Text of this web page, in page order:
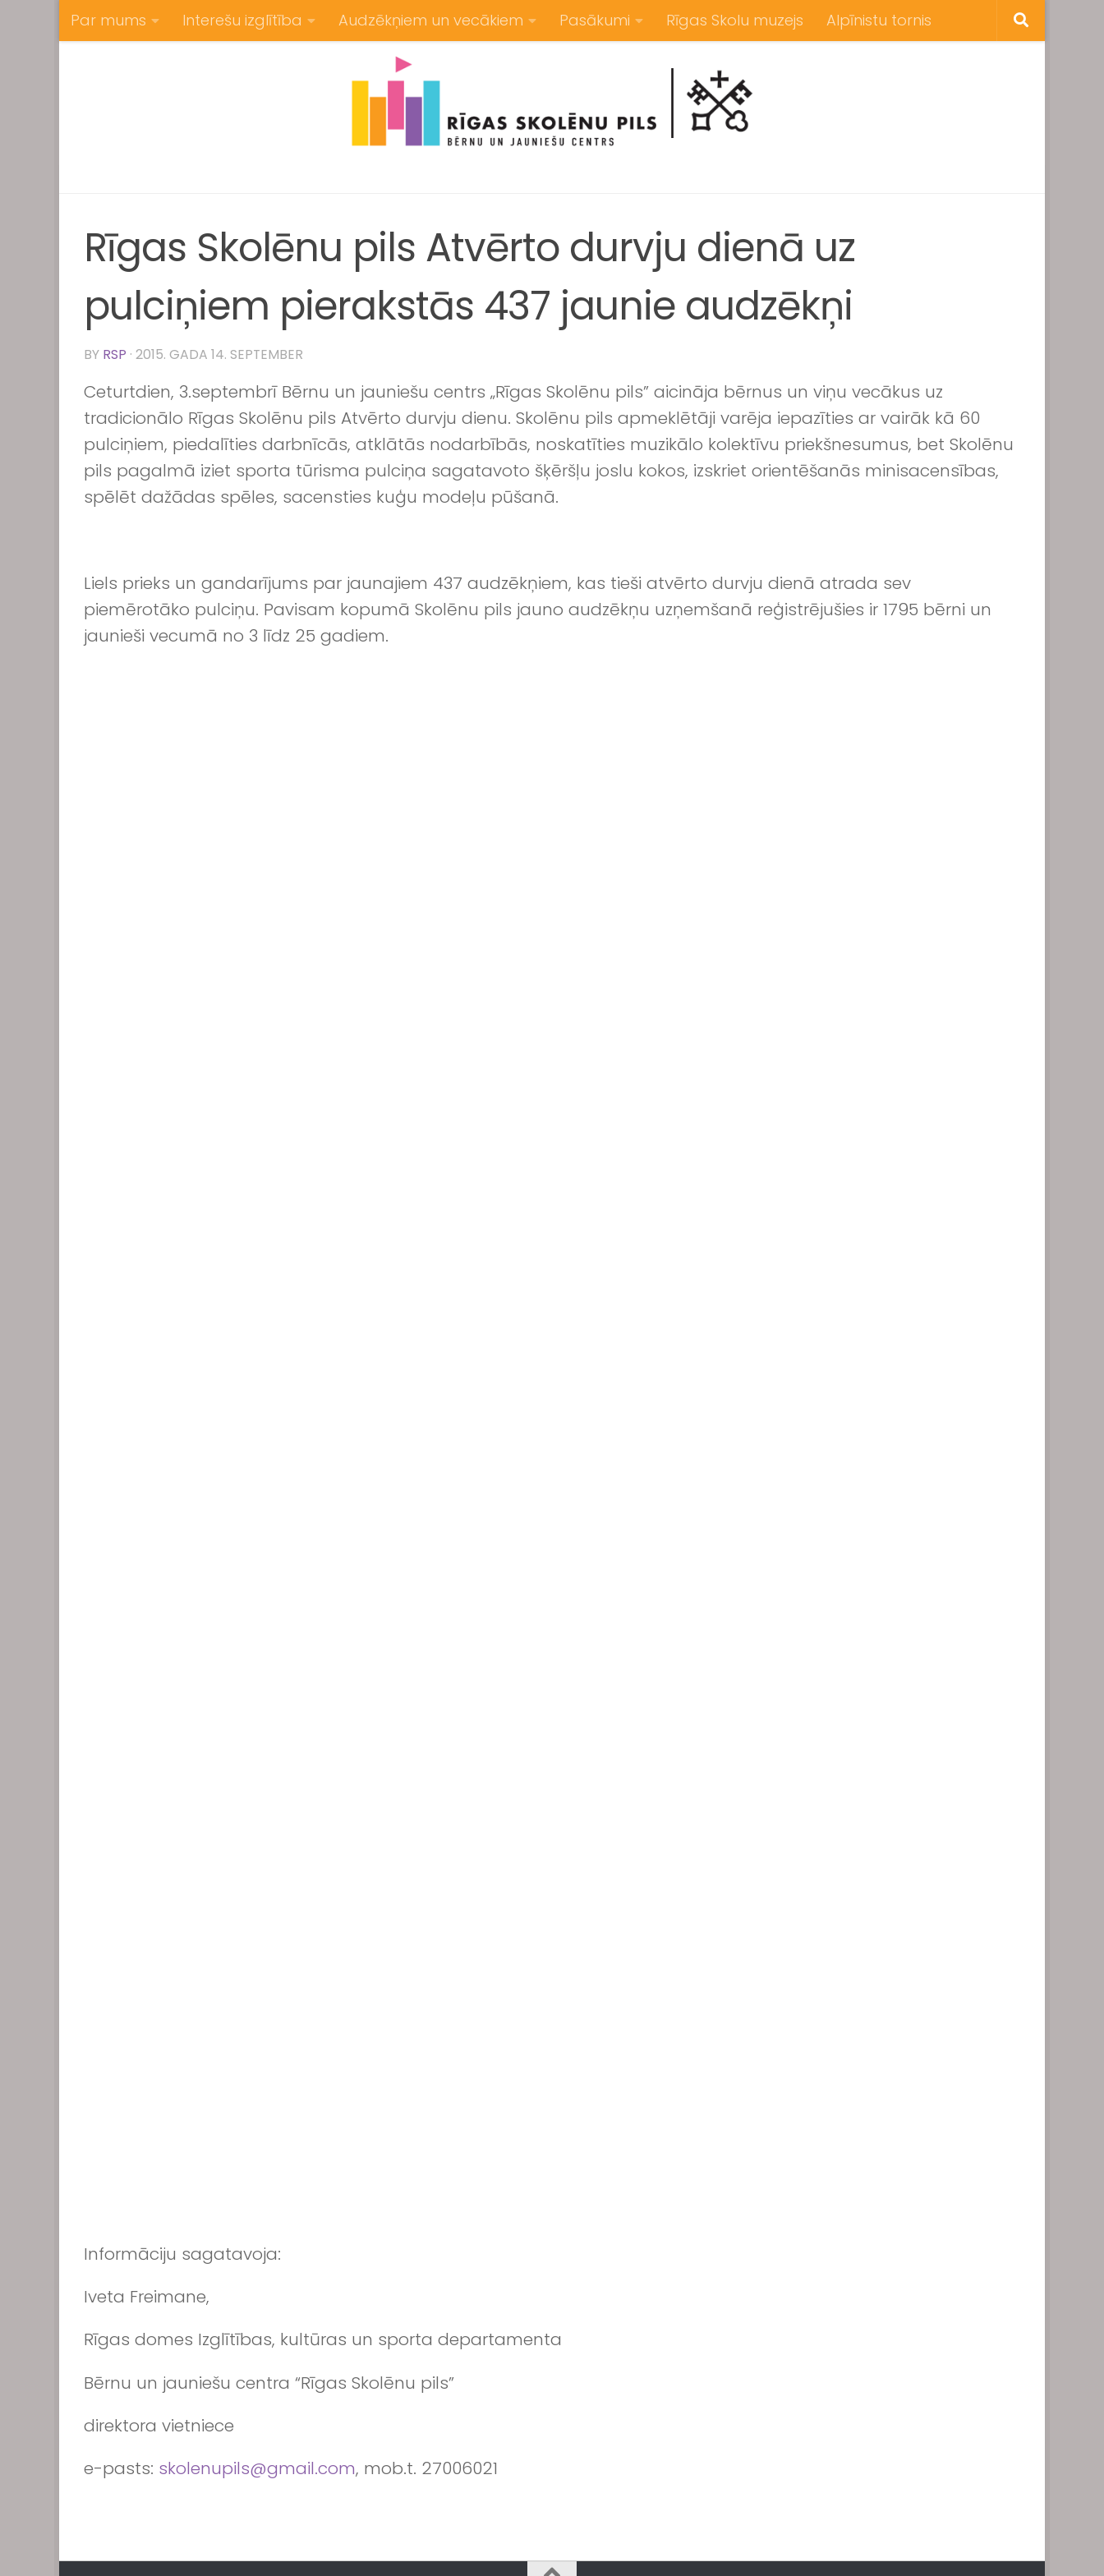
Skip to content
Par mums Interešu izglītība Audzēkņiem un vecākiem Pasākumi Rīgas Skolu muzejs Alpīnistu tornis
Rīgas Skolēnu pils Atvērto durvju dienā uz
pulciņiem pierakstās 437 jaunie audzēkņi
BY RSP · 2015. GADA 14. SEPTEMBER
Ceturtdien, 3.septembrī Bērnu un jauniešu centrs „Rīgas Skolēnu pils” aicināja bērnus un viņu vecākus uz
tradicionālo Rīgas Skolēnu pils Atvērto durvju dienu. Skolēnu pils apmeklētāji varēja iepazīties ar vairāk kā 60
pulciņiem, piedalīties darbnīcās, atklātās nodarbībās, noskatīties muzikālo kolektīvu priekšnesumus, bet Skolēnu
pils pagalmā iziet sporta tūrisma pulciņa sagatavoto šķēršļu joslu kokos, izskriet orientēšanās minisacensības,
spēlēt dažādas spēles, sacensties kuģu modeļu pūšanā.
Liels prieks un gandarījums par jaunajiem 437 audzēkņiem, kas tieši atvērto durvju dienā atrada sev
piemērotāko pulciņu. Pavisam kopumā Skolēnu pils jauno audzēkņu uzņemšanā reģistrējušies ir 1795 bērni un
jaunieši vecumā no 3 līdz 25 gadiem.
Informāciju sagatavoja:
Iveta Freimane,
Rīgas domes Izglītības, kultūras un sporta departamenta
Bērnu un jauniešu centra “Rīgas Skolēnu pils”
direktora vietniece
e-pasts: skolenupils@gmail.com, mob.t. 27006021